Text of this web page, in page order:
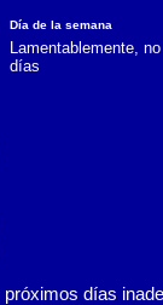
Día de la semana
Lamentablemente,
días
próximos días